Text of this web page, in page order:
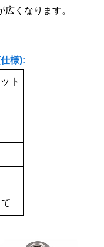
くなります。
様):
ト